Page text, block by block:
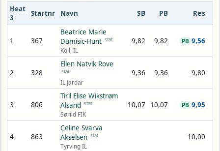
Heat
3
Startnr Navn SB PB Res
1 367
Beatrice Marie
Dumisic-Hunt stat
Koll, IL
9,82 9,82 9,56
PB
2 328
Ellen Natvik Rove
stat
IL Jardar
9,36 9,36 9,80
3 806
Tiril Elise Wikstrøm
Alsand stat
Sørild FIK
10,07 10,07 9,95
PB
4 863
Celine Svarva
Akselsen stat
Tyrving IL
10,00